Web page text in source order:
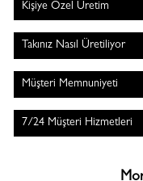
Kişiye Özel Üretim
Takınız Nasıl Üretiliyor
Müşteri Memnuniyeti
7/24 Müşteri Hizmetleri